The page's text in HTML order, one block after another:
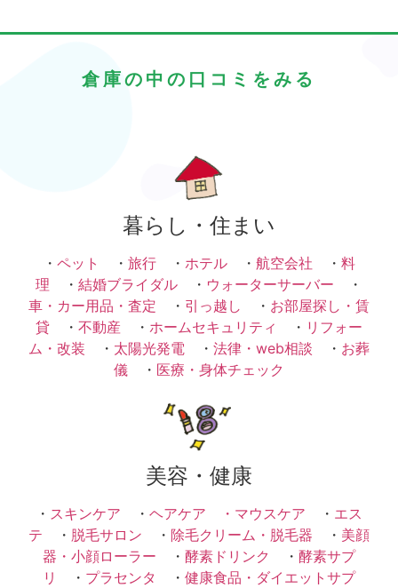
倉庫の中の口コミをみる
暮らし・住まい
・ ペット ・ 旅行 ・ ホテル ・ 航空会社 ・ 料
理 ・ 結婚ブライダル ・ ウォーターサーバー ・
車・カー用品・査定 ・ 引っ越し ・ お部屋探し・賃
貸 ・ 不動産 ・ ホームセキュリティ ・ リフォー
ム・改装 ・ 太陽光発電 ・ 法律・web相談 ・ お葬
儀 ・ 医療・身体チェック
美容・健康
・ スキンケア ・ ヘアケア ・ マウスケア ・ エス
テ ・ 脱毛サロン ・ 除毛クリーム・脱毛器 ・ 美顔
器・小顔ローラー ・ 酵素ドリンク ・ 酵素サプ
リ
・ プラセンタ ・ 健康食品・ダイエットサプ